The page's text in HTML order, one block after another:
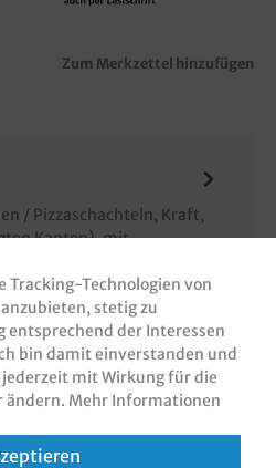
Zum Merkzettel hinzufügen
/ Pizzaschachteln, Kraft,
Kanten), mit
Tracking-Technologien von
stetig zu
entsprechend der Interessen
bin damit einverstanden und
mit Wirkung für die
ändern. Mehr Informationen